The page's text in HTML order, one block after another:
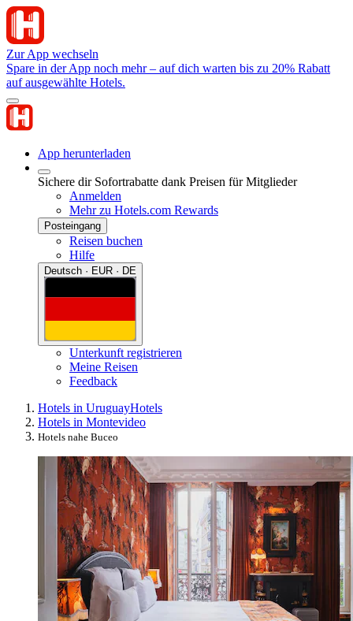
Zur App wechseln
Spare in der App noch mehr – auf dich warten bis zu 20% Rabatt
auf ausgewählte Hotels.
App herunterladen
Sichere dir Sofortrabatte dank Preisen für Mitglieder
Anmelden
Mehr zu Hotels.com Rewards
Posteingang
Reisen buchen
Hilfe
Deutsch · EUR · DE
Unterkunft registrieren
Meine Reisen
Feedback
Hotels in UruguayHotels
Hotels in Montevideo
Hotels nahe Buceo